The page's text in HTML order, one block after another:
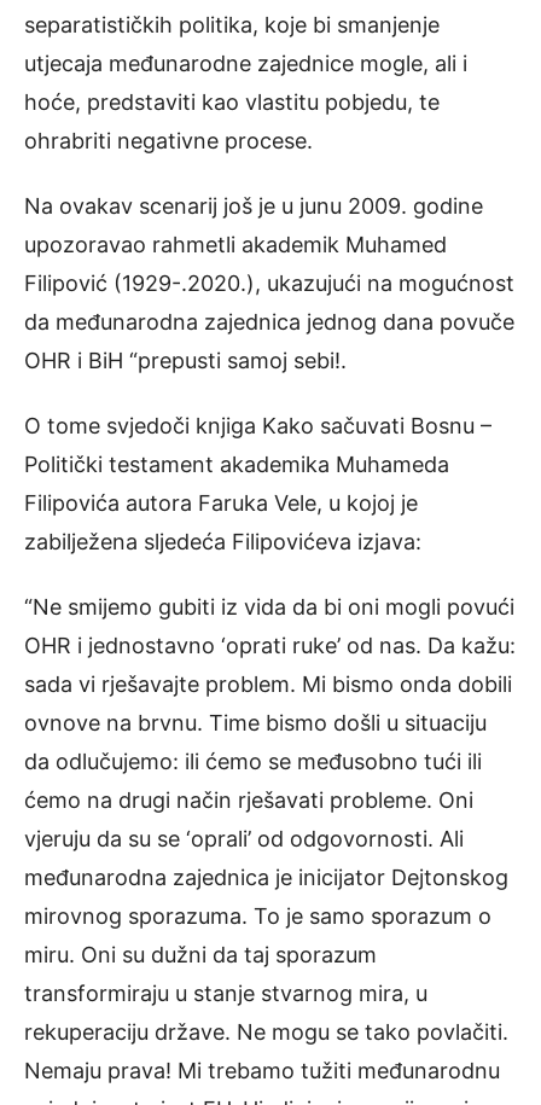
separatističkih politika, koje bi smanjenje
utjecaja međunarodne zajednice mogle, ali i
hoće, predstaviti kao vlastitu pobjedu, te
ohrabriti negativne procese.
Na ovakav scenarij još je u junu 2009. godine
upozoravao rahmetli akademik Muhamed
Filipović (1929-.2020.), ukazujući na mogućnost
da međunarodna zajednica jednog dana povuče
OHR i BiH “prepusti samoj sebi!.
O tome svjedoči knjiga Kako sačuvati Bosnu –
Politički testament akademika Muhameda
Filipovića autora Faruka Vele, u kojoj je
zabilježena sljedeća Filipovićeva izjava:
“Ne smijemo gubiti iz vida da bi oni mogli povući
OHR i jednostavno ‘oprati ruke’ od nas. Da kažu:
sada vi rješavajte problem. Mi bismo onda dobili
ovnove na brvnu. Time bismo došli u situaciju
da odlučujemo: ili ćemo se međusobno tući ili
ćemo na drugi način rješavati probleme. Oni
vjeruju da su se ‘oprali’ od odgovornosti. Ali
međunarodna zajednica je inicijator Dejtonskog
mirovnog sporazuma. To je samo sporazum o
miru. Oni su dužni da taj sporazum
transformiraju u stanje stvarnog mira, u
rekuperaciju države. Ne mogu se tako povlačiti.
Nemaju prava! Mi trebamo tužiti međunarodnu